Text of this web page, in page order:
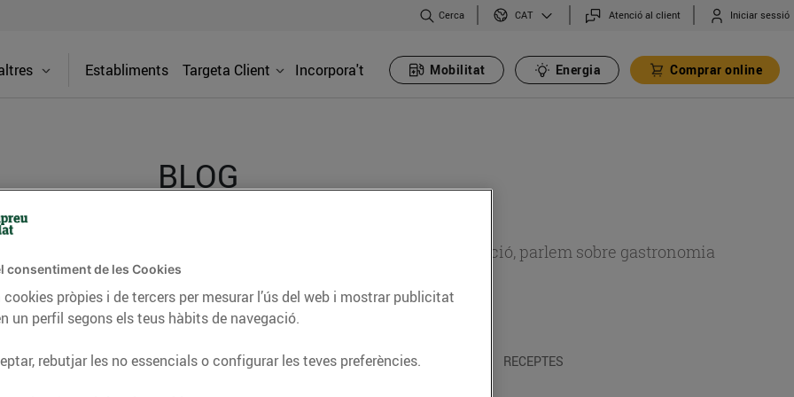
Cerca CAT Atenció al client Iniciar sessió
Establiments Targeta Client Incorpora't Mobilitat Energia Comprar online
BLOG
consells nutricionals, informació d’actualitat sobre alimentació, parlem sobre gastronomia
CONSELLS I HÀBITS SALUDABLES ENERGIA GASTRONOMIA I TRADICIONS RECEPTES
consentiment de les Cookies
pròpies i de tercers per mesurar l’ús del web i mostrar publicitat
un perfil segons els teus hàbits de navegació.
rebutjar les no essencials o configurar les teves preferències.